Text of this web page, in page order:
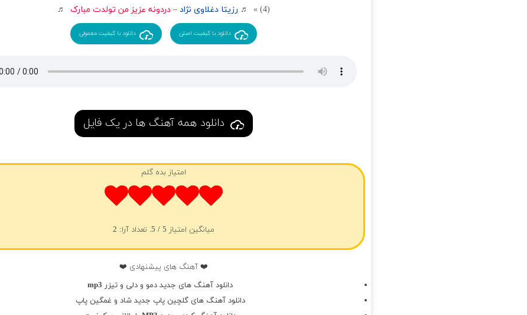
(4) » ♬ رزیتا دغلاوی نژاد – دردونه عزیز من تولدت مبارک ♬
دانلود با کیفیت اصلی دانلود با کیفیت معمولی
دانلود همه آهنگ ها در یک فایل
امتیاز بده گلم
میانگین امتیاز 5/ 5. تعداد آرا: 2
❤️ آهنگ های پیشنهادی ❤️
دانلود آهنگ های جدید دمو و دلی و تیزر mp3
دانلود آهنگ های گلچین پاپ جدید شاد و غمگین پاپ